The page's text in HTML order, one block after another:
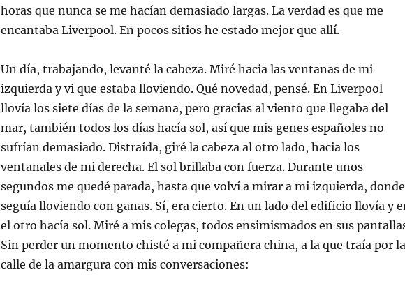
horas que nunca se me hacían demasiado largas. La verdad es que me
encantaba Liverpool. En pocos sitios he estado mejor que allí.
Un día, trabajando, levanté la cabeza. Miré hacia las ventanas de mi
izquierda y vi que estaba lloviendo. Qué novedad, pensé. En Liverpool
llovía los siete días de la semana, pero gracias al viento que llegaba del
mar, también todos los días hacía sol, así que mis genes españoles no
sufrían demasiado. Distraída, giré la cabeza al otro lado, hacia los
ventanales de mi derecha. El sol brillaba con fuerza. Durante unos
segundos me quedé parada, hasta que volví a mirar a mi izquierda, donde
seguía lloviendo con ganas. Sí, era cierto. En un lado del edificio llovía y
el otro hacía sol. Miré a mis colegas, todos ensimismados en sus
Sin perder un momento chisté a mi compañera china, a la que traía por la
calle de la amargura con mis conversaciones: